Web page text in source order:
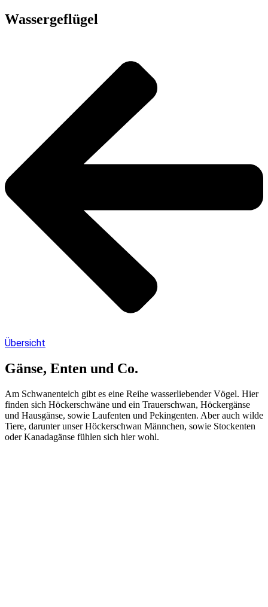
Wassergeflügel
Übersicht
Gänse, Enten und Co.
Am Schwanenteich gibt es eine Reihe wasserliebender Vögel. Hier
finden sich Höckerschwäne und ein Trauerschwan, Höckergänse
und Hausgänse, sowie Laufenten und Pekingenten. Aber auch wilde
Tiere, darunter unser Höckerschwan Männchen, sowie Stockenten
oder Kanadagänse fühlen sich hier wohl.